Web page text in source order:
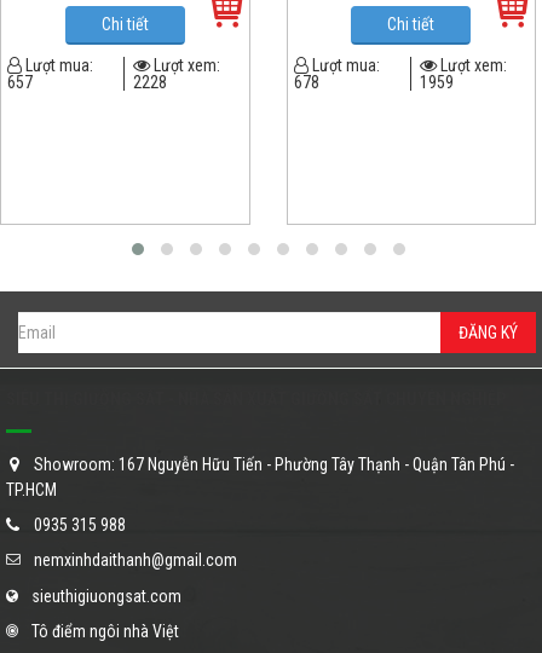
Chi tiết
Lượt mua:
657
Lượt xem:
2228
Chi tiết
Lượt mua:
678
Lượt xem:
1959
ĐĂNG KÝ
Showroom: 167 Nguyễn Hữu Tiến - Phường Tây Thạnh - Quận Tân Phú -
TP.HCM
0935 315 988
nemxinhdaithanh@gmail.com
sieuthigiuongsat.com
Tô điểm ngôi nhà Việt